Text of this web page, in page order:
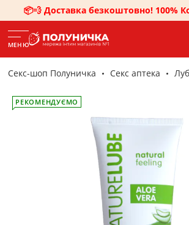
📦💨 Доставка безкоштовно! 100%
МЕНЮ
Секс-шоп Полуничка Секс аптека
РЕКОМЕНДУЄМО